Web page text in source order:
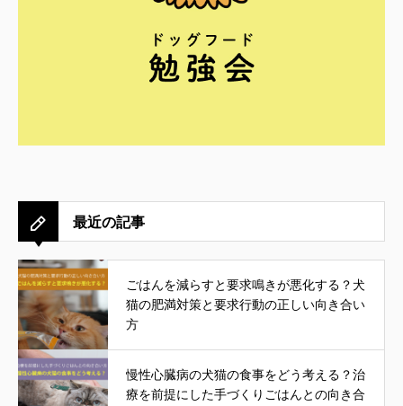
最近の記事
ごはんを減らすと要求鳴きが悪化する？犬
猫の肥満対策と要求行動の正しい向き合い
方
慢性心臓病の犬猫の食事をどう考える？治
療を前提にした手づくりごはんとの向き合